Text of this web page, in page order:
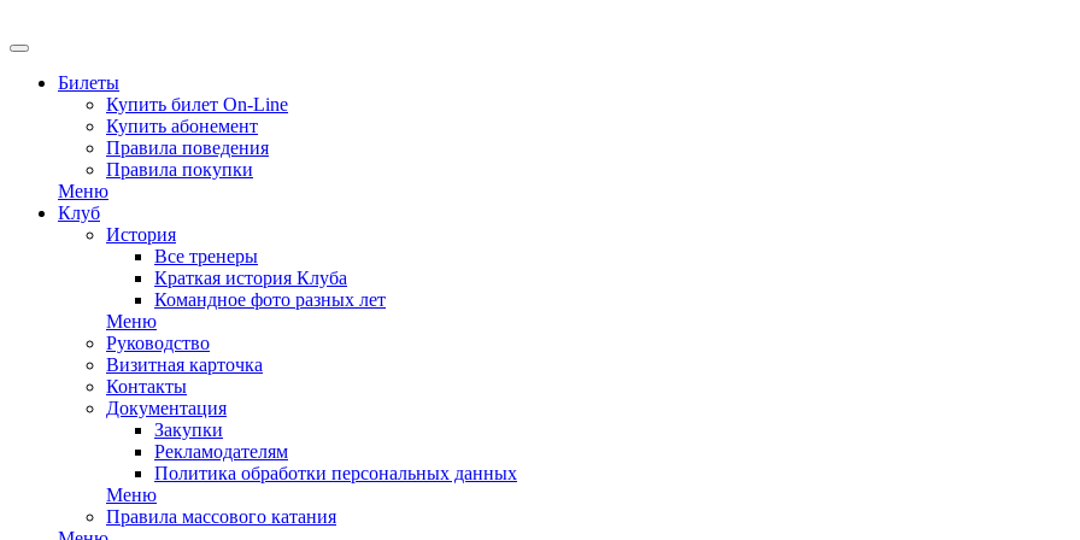
Билеты
Купить билет On-Line
Купить абонемент
Правила поведения
Правила покупки
Меню
Клуб
История
Все тренеры
Краткая история Клуба
Командное фото разных лет
Меню
Руководство
Визитная карточка
Контакты
Документация
Закупки
Рекламодателям
Политика обработки персональных данных
Меню
Правила массового катания